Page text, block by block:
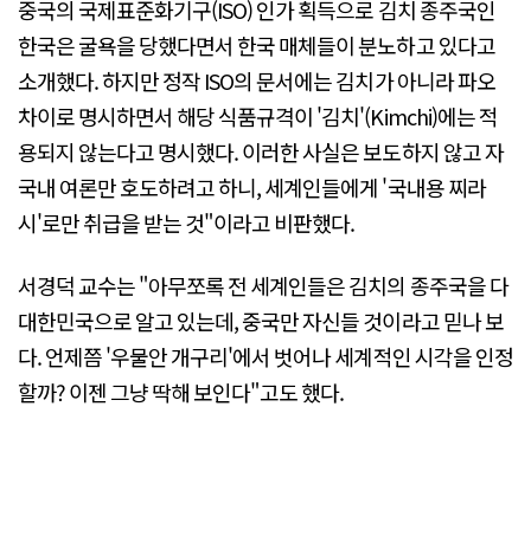
중국의 국제표준화기구(ISO) 인가 획득으로 김치 종주국인
한국은 굴욕을 당했다면서 한국 매체들이 분노하고 있다고
소개했다. 하지만 정작 ISO의 문서에는 김치가 아니라 파오
차이로 명시하면서 해당 식품규격이 '김치'(Kimchi)에는 적
용되지 않는다고 명시했다. 이러한 사실은 보도하지 않고 자
국내 여론만 호도하려고 하니, 세계인들에게 '국내용 찌라
시'로만 취급을 받는 것"이라고 비판했다.
서경덕 교수는 "아무쪼록 전 세계인들은 김치의 종주국을 다
대한민국으로 알고 있는데, 중국만 자신들 것이라고 믿나 보
다. 언제쯤 '우물안 개구리'에서 벗어나 세계적인 시각을 인정
할까? 이젠 그냥 딱해 보인다"고도 했다.